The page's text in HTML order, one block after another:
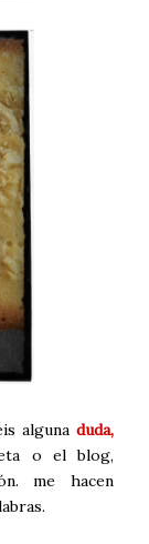
alguna duda,
o el blog,
me hacen